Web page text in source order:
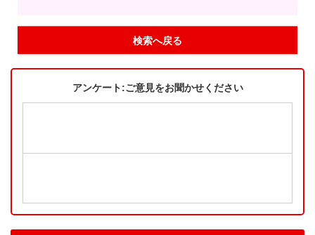
検索へ戻る
アンケート:ご意見をお聞かせください